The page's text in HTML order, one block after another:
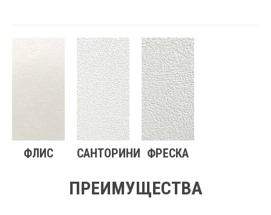
ФЛИС САНТОРИНИ ФРЕСКА
ПРЕИМУЩЕСТВА